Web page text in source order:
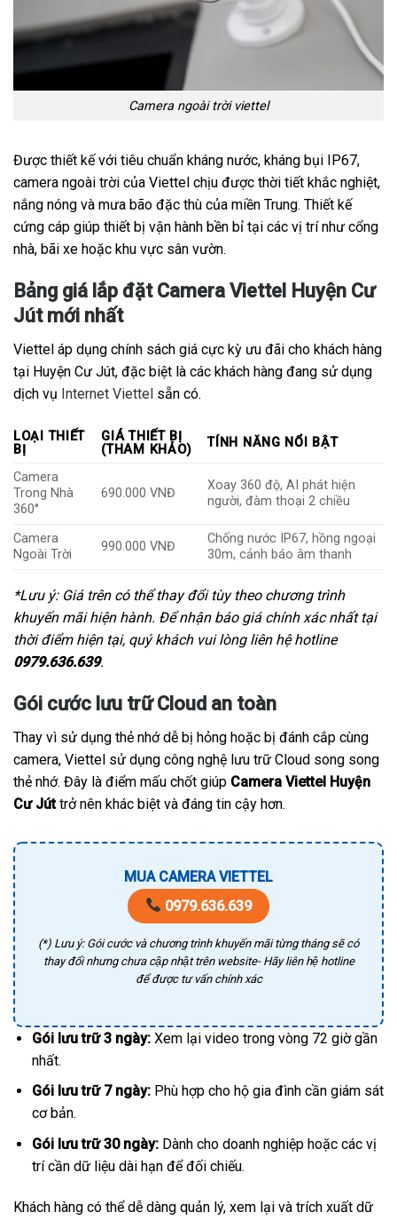
Camera ngoài trời viettel
Được thiết kế với tiêu chuẩn kháng nước, kháng bụi IP67,
camera ngoài trời của Viettel chịu được thời tiết khắc nghiệt,
nắng nóng và mưa bão đặc thù của miền Trung. Thiết kế
cứng cáp giúp thiết bị vận hành bền bỉ tại các vị trí như cổng
nhà, bãi xe hoặc khu vực sân vườn.
Bảng giá lắp đặt Camera Viettel Huyện Cư
Jút mới nhất
Viettel áp dụng chính sách giá cực kỳ ưu đãi cho khách hàng
tại Huyện Cư Jút, đặc biệt là các khách hàng đang sử dụng
dịch vụ Internet Viettel sẵn có.
LOẠI THIẾT
BỊ
GIÁ THIẾT BỊ
(THAM KHẢO)
TÍNH NĂNG NỔI BẬT
Camera
Trong Nhà
360°
690.000 VNĐ
Xoay 360 độ, AI phát hiện
người, đàm thoại 2 chiều
Camera
Ngoài Trời
990.000 VNĐ
Chống nước IP67, hồng ngoại
30m, cảnh báo âm thanh
*Lưu ý: Giá trên có thể thay đổi tùy theo chương trình
khuyến mãi hiện hành. Để nhận báo giá chính xác nhất tại
thời điểm hiện tại, quý khách vui lòng liên hệ hotline
0979.636.639.
Gói cước lưu trữ Cloud an toàn
Thay vì sử dụng thẻ nhớ dễ bị hỏng hoặc bị đánh cắp cùng
camera, Viettel sử dụng công nghệ lưu trữ Cloud song song
thẻ nhớ. Đây là điểm mấu chốt giúp Camera Viettel Huyện
Cư Júttrở nên khác biệt và đáng tin cậy hơn.
MUA CAMERA VIETTEL
0979.636.639
(*) Lưu ý: Gói cước và chương trình khuyến mãi từng tháng sẽ có
thay đổi nhưng chưa cập nhật trên website- Hãy liên hệ hotline
để được tư vấn chính xác
Gói lưu trữ 3 ngày:Xem lại video trong vòng 72 giờ gần
nhất.
Gói lưu trữ 7 ngày:Phù hợp cho hộ gia đình cần giám sát
cơ bản.
Gói lưu trữ 30 ngày:Dành cho doanh nghiệp hoặc các vị
trí cần dữ liệu dài hạn để đối chiếu.
Khách hàng có thể dễ dàng quản lý, xem lại và trích xuất dữ